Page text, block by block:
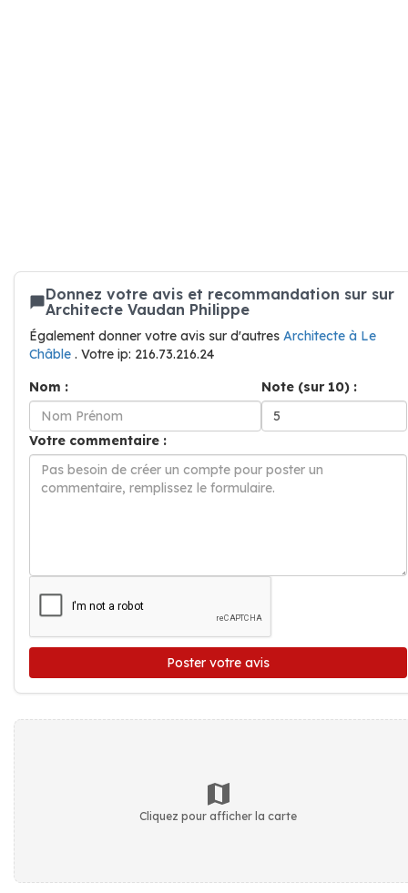
Donnez votre avis et recommandation sur sur
Architecte Vaudan Philippe
Également donner votre avis sur d'autres Architecte à Le
Châble . Votre ip: 216.73.216.24
Nom :
Note (sur 10) :
Votre commentaire :
Poster votre avis
Cliquez pour afficher la carte